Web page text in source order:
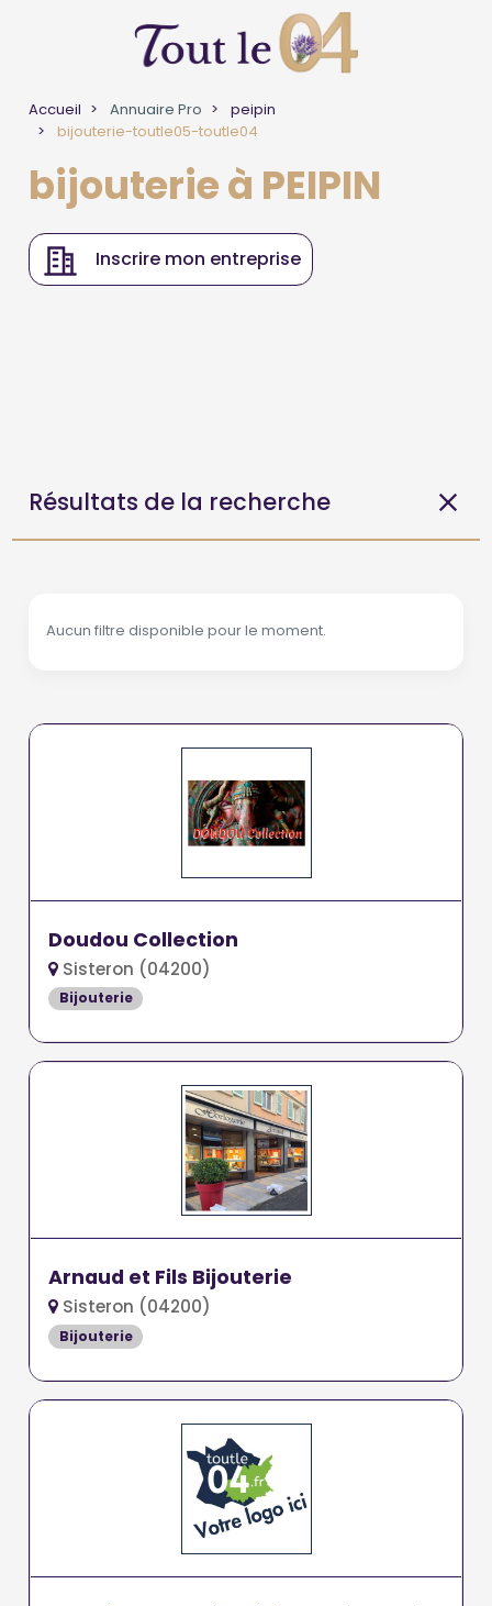
Accueil Annuaire Pro
peipin
bijouterie-toutle05-toutle04
bijouterie à PEIPIN
Inscrire mon entreprise
Résultats de la recherche
Aucun filtre disponible pour le moment.
Doudou Collection
Sisteron (04200)
Bijouterie
Arnaud et Fils Bijouterie
Sisteron (04200)
Bijouterie